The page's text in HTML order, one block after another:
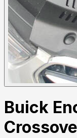
Buick